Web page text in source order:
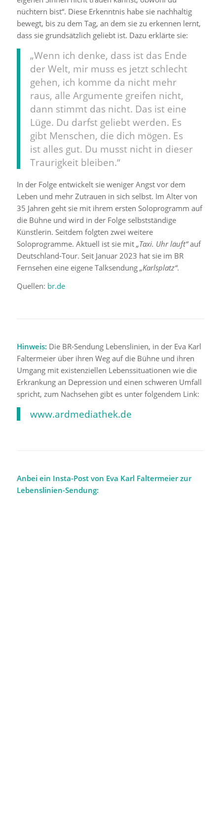
nüchtern bist“. Diese Erkenntnis habe sie nachhaltig
bewegt, bis zu dem Tag, an dem sie zu erkennen lernt,
dass sie grundsätzlich geliebt ist. Dazu erklärte sie:
„Wenn ich denke, dass ist das Ende
der Welt, mir muss es jetzt schlecht
gehen, ich komme da nicht mehr
raus, alle Argumente greifen nicht,
dann stimmt das nicht. Das ist eine
Lüge. Du darfst geliebt werden. Es
gibt Menschen, die dich mögen. Es
ist alles gut. Du musst nicht in dieser
Traurigkeit bleiben.“
In der Folge entwickelt sie weniger Angst vor dem
Leben und mehr Zutrauen in sich selbst. Im Alter von
35 Jahren geht sie mit ihrem ersten Soloprogramm auf
die Bühne und wird in der Folge selbstständige
Künstlerin. Seitdem folgten zwei weitere
Soloprogramme. Aktuell ist sie mit „Taxi. Uhr läuft“auf
Deutschland-Tour. Seit Januar 2023 hat sie im BR
Fernsehen eine eigene Talksendung „Karlsplatz“.
Quellen: br.de
Hinweis: Die BR-Sendung Lebenslinien, in der Eva Karl
Faltermeier über ihren Weg auf die Bühne und ihren
Umgang mit existenziellen Lebenssituationen wie die
Erkrankung an Depression und einen schweren Umfall
spricht, zum Nachsehen gibt es unter folgendem Link:
www.ardmediathek.de
Anbei ein Insta-Post von Eva Karl Faltermeier zur
Lebenslinien-Sendung: